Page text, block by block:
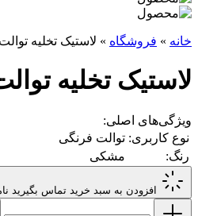
خانه » فروشگاه » لاستیک تخلیه
لاستیک تخلیه
ویژگی‌های اصلی:
نوع کاربری: توالت فرنگی
رنگ:
مشکی
افزودن به سبد خرید تماس بگیرید